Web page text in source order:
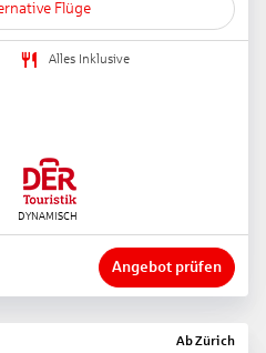
Flüge
Alles Inklusive
Angebot prüfen
AbZürich